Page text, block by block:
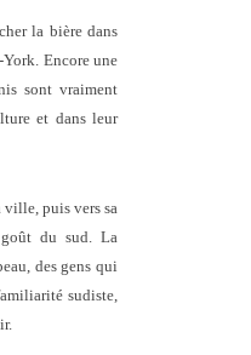
la bière dans
Encore une
sont vraiment
et dans leur
ville, puis vers sa
du sud. La
des gens qui
sudiste,